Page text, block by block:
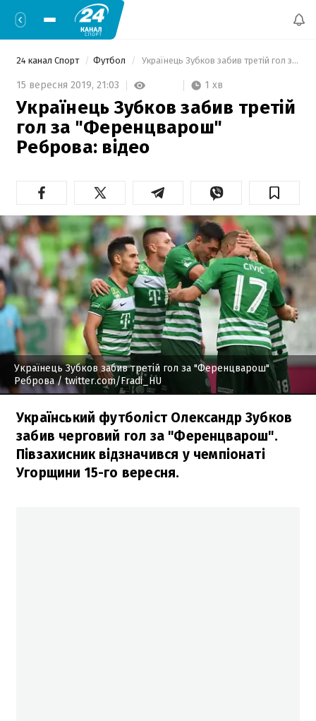
24 канал Спорт Футбол Українець Зубков забив третій гол за "Ференцварош" Реброва: відео
15 вересня 2019, 21:03 1 хв
Українець Зубков забив третій
гол за "Ференцварош"
Реброва: відео
Українець Зубков забив третій гол за "Ференцварош"
Реброва/ twitter.com/Fradi_HU
Український футболіст Олександр Зубков
забив черговий гол за "Ференцварош".
Півзахисник відзначився у чемпіонаті
Угорщини 15-го вересня.